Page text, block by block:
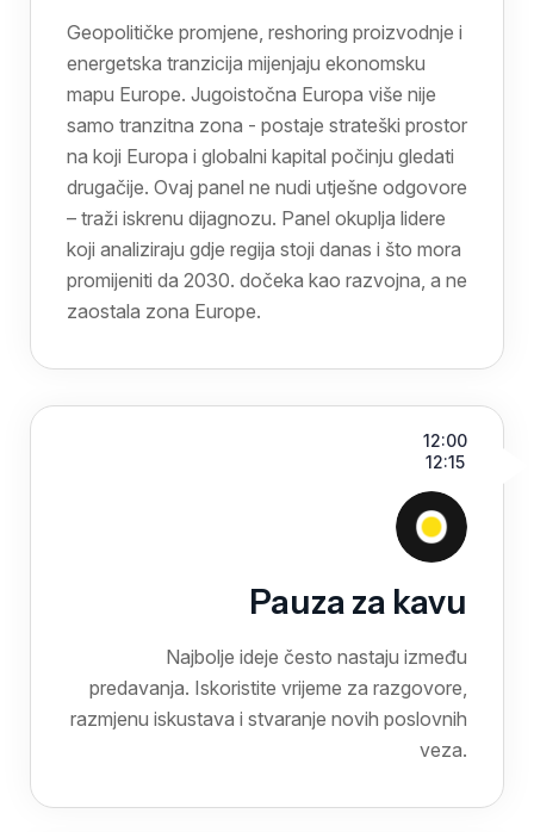
Geopolitičke promjene, reshoring proizvodnje i
energetska tranzicija mijenjaju ekonomsku
mapu Europe. Jugoistočna Europa više nije
samo tranzitna zona - postaje strateški prostor
na koji Europa i globalni kapital počinju gledati
drugačije. Ovaj panel ne nudi utješne odgovore
– traži iskrenu dijagnozu. Panel okuplja lidere
koji analiziraju gdje regija stoji danas i što mora
promijeniti da 2030. dočeka kao razvojna, a ne
zaostala zona Europe.
12:00
12:15
Pauza za kavu
Najbolje ideje često nastaju između
predavanja. Iskoristite vrijeme za razgovore,
razmjenu iskustava i stvaranje novih poslovnih
veza.